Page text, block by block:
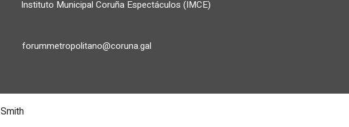
Instituto Municipal Coruña Espectáculos (IMCE)
forummetropolitano@coruna.gal